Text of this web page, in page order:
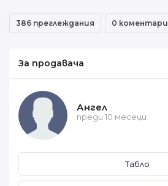
386 преглеждания 0 коментари
За продавача
Ангел
преди 10 месеци
Табло